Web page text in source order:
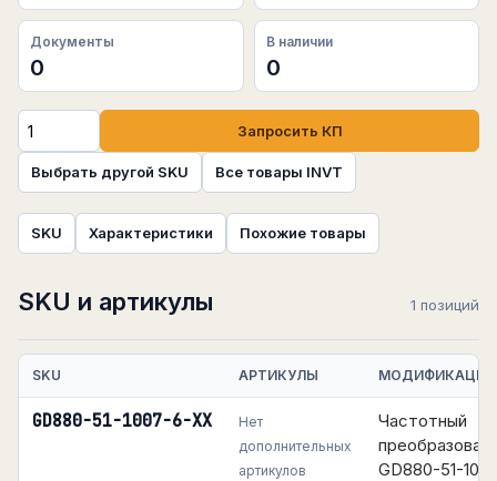
Документы
0
В наличии
0
Запросить КП
Выбрать другой SKU Все товары INVT
SKU Характеристики Похожие товары
SKU и артикулы 1 позиций
SKU АРТИКУЛЫ МОДИФИКАЦИЯ
GD880-51-1007-6-XX
Нет
дополнительных
артикулов
Частотный
GD880-51-